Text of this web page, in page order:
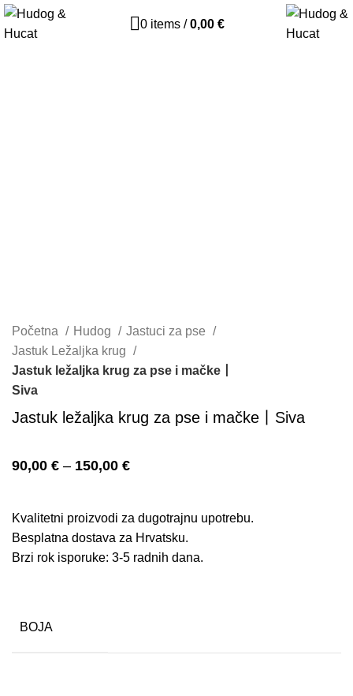
0 items / 0,00 €
Početna Hudog
Jastuci za pse
Jastuk Ležaljka krug
Jastuk ležaljka krug za pse i mačke丨
Siva
Jastuk ležaljka krug za pse i mačke丨Siva
90,00 € – 150,00 €
Kvalitetni proizvodi za dugotrajnu upotrebu.
Besplatna dostava za Hrvatsku.
Brzi rok isporuke: 3-5 radnih dana.
BOJA